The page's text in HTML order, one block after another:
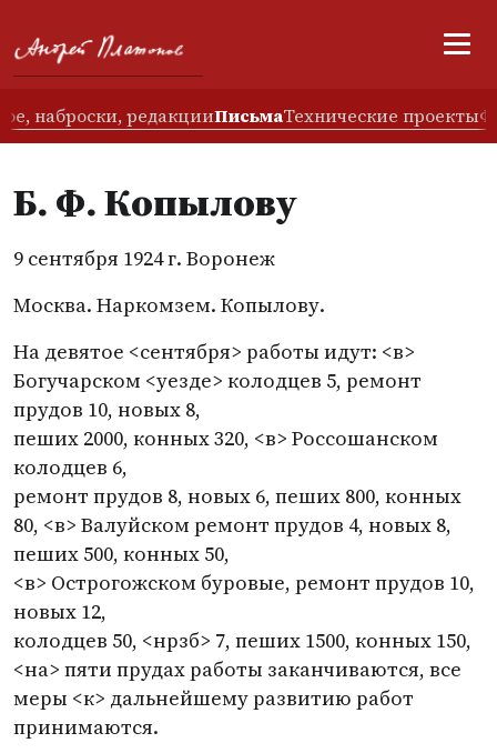
наброски, редакцииПисьмаТехнические проекты
Б. Ф. Копылову
9 сентября 1924 г. Воронеж
Москва. Наркомзем. Копылову.
На девятое <сентября> работы идут: <в>
Богучарском <уезде> колодцев 5, ремонт
прудов 10, новых 8,
пеших 2000, конных 320, <в> Россошанском
колодцев 6,
ремонт прудов 8, новых 6, пеших 800, конных
80, <в> Валуйском ремонт прудов 4, новых 8,
пеших 500, конных 50,
<в> Острогожском буровые, ремонт прудов 10,
новых 12,
колодцев 50, <нрзб> 7, пеших 1500, конных 150,
<на> пяти прудах работы заканчиваются, все
меры <к> дальнейшему развитию работ
принимаются.